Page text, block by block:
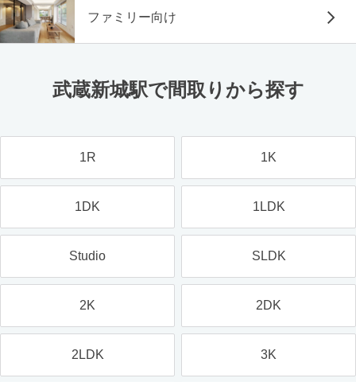
ファミリー向け
武蔵新城駅で間取りから探す
1R 1K
1DK 1LDK
Studio SLDK
2K 2DK
2LDK 3K